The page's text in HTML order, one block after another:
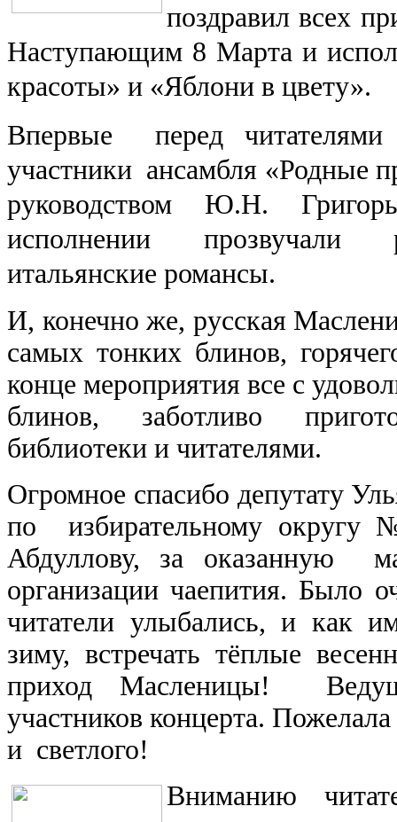
поздравил всех
Наступающим 8 Марта и
красоты» и «Яблони в цвету».
Впервые перед
участники ансамбля «Родные
руководством Ю.Н.
исполнении
итальянские романсы.
И, конечно же, русская
самых тонких блинов,
конце мероприятия все с
блинов, заботливо
библиотеки и читателями.
Огромное спасибо депутату
по избирательному округу
Абдуллову, за оказанную
организации чаепития. Было
читатели улыбались, и как
зиму, встречать тёплые
приход Масленицы!
участников концерта.
и светлого!
Вниманию